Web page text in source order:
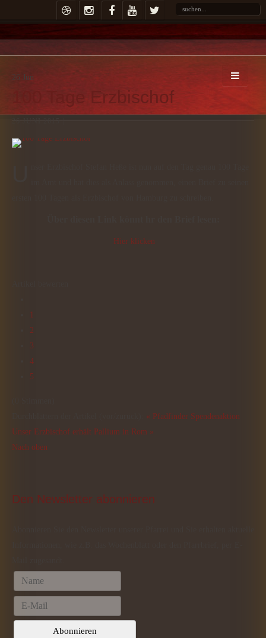
26 Jun
100 Tage Erzbischof
26 JUNI 2015 |
Hier klicken
1
2
3
4
5
« Pfadfinder Spendenaktion
Unser Erzbischof erhält Pallium in Rom »
Nach oben
Den Newsletter abonnieren